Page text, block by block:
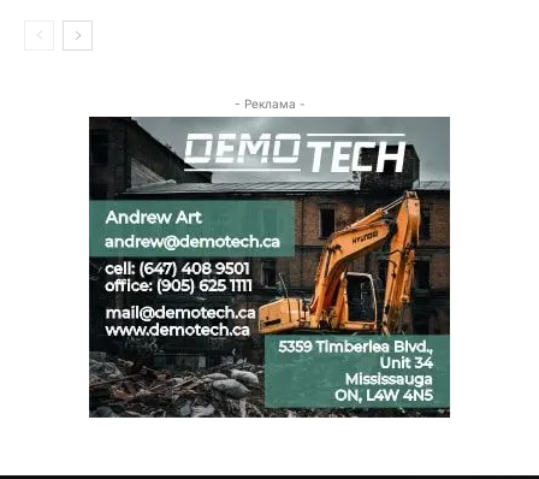
- Реклама -